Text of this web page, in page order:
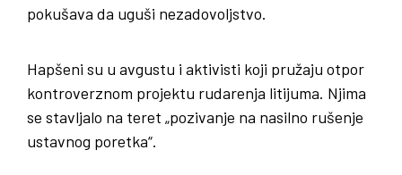
pokušava da uguši nezadovoljstvo.
Hapšeni su u avgustu i aktivisti koji pružaju otpor
kontroverznom projektu rudarenja litijuma. Njima
se stavljalo na teret „pozivanje na nasilno rušenje
ustavnog poretka“.